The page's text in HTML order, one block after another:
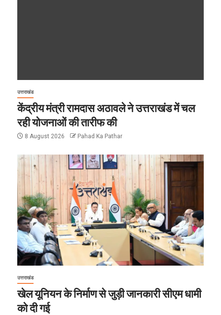
उत्तराखंड
केंद्रीय मंत्री रामदास अठावले ने उत्तराखंड में चल
रही योजनाओं की तारीफ की
8 August 2026 Pahad Ka Pathar
उत्तराखंड
खेल यूनियन के निर्माण से जुड़ी जानकारी सीएम धामी
को दी गई